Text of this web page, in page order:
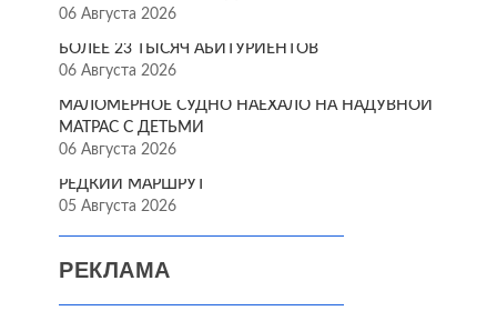
06 Августа 2026
БОЛЕЕ 23 ТЫСЯЧ АБИТУРИЕНТОВ
06 Августа 2026
МАЛОМЕРНОЕ СУДНО НАЕХАЛО НА НАДУВНОЙ
МАТРАС С ДЕТЬМИ
06 Августа 2026
РЕДКИЙ МАРШРУТ
05 Августа 2026
РЕКЛАМА